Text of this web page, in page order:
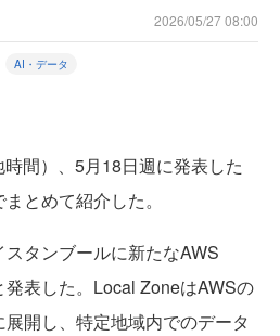
2026/05/27 08:00
AI・データ
間）、5月18日週に発表した
とめて紹介した。
タンブールに新たなAWS
表した。Local ZoneはAWSの
開し、特定地域内でのデータ